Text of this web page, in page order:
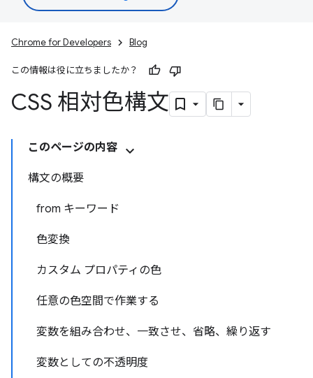
Chrome for Developers Blog
この情報は役に立ちましたか？
CSS 相対色構文
このページの内容
構文の概要
from キーワード
色変換
カスタム プロパティの色
任意の色空間で作業する
変数を組み合わせ、一致させ、省略、繰り返す
変数としての不透明度